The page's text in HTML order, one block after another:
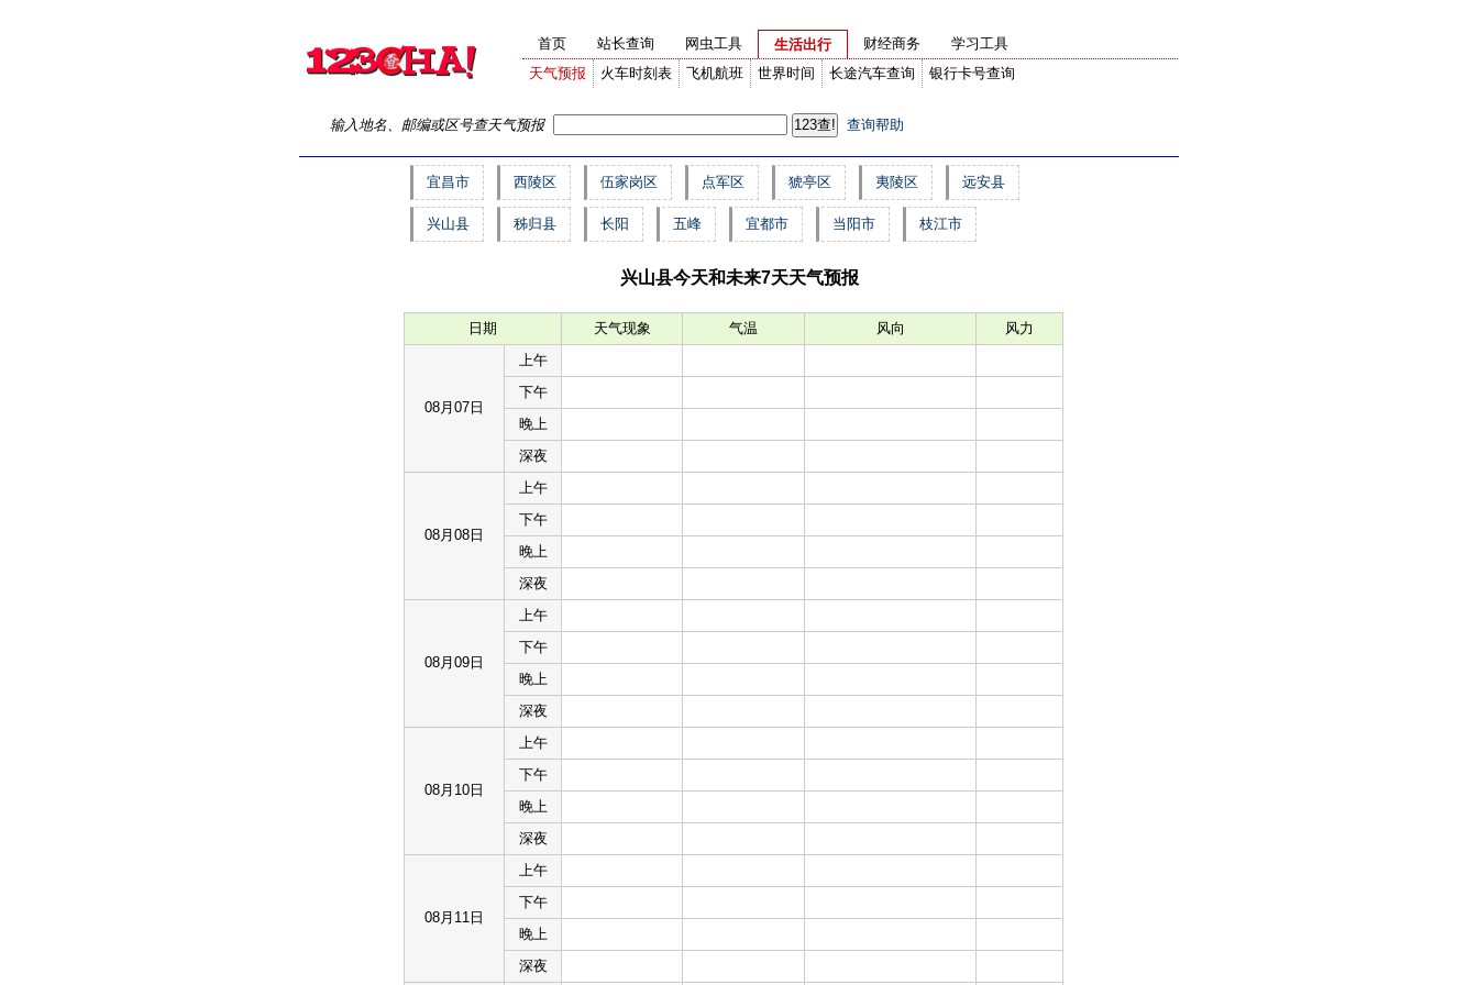
首页 站长查询 网虫工具
生活出行
天气预报
火车时刻表 飞机航班 世界时间 长途汽车查询 银行卡号查询
财经商务 学习工具
输入地名、邮编或区号查天气预报 查询帮助
宜昌市 西陵区 伍家岗区 点军区 猇亭区 夷陵区 远安县
兴山县 秭归县 长阳 五峰 宜都市 当阳市 枝江市
兴山县今天和未来7天天气预报
日期 天气现象 气温 风向 风力
08月07日
上午
下午
晚上
深夜
08月08日
上午
下午
晚上
深夜
08月09日
上午
下午
晚上
深夜
08月10日
上午
下午
晚上
深夜
08月11日
上午
下午
晚上
深夜